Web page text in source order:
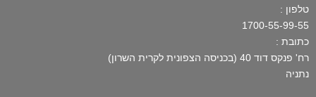
טלפון :
1700-55-99-55
כתובת :
רח' פנקס דוד 40 (בכניסה הצפונית לקרית השרון)
נתניה